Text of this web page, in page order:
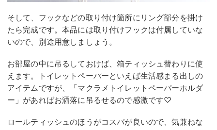
そして、フックなどの取り付け箇所にリング部分を掛け
たら完成です。本品には取り付けフックは付属していな
いので、別途用意しましょう。
お部屋の中に吊るしておけば、箱ティッシュ替わりに使
えます。トイレットペーパーといえば生活感まる出しの
アイテムですが、「マクラメトイレットペーパーホルダ
ー」があればお洒落に吊るせるので感激です♡
ロールティッシュのほうがコスパが良いので、気兼ねな